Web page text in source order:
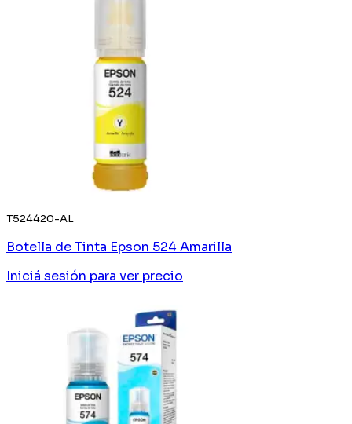
T524420-AL
Botella de Tinta Epson 524 Amarilla
Iniciá sesión para ver precio